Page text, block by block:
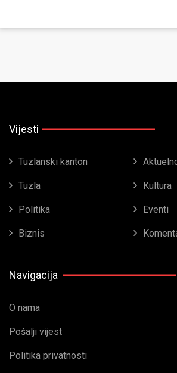
Vijesti
Tuzlanski kanton
Tuzla Kultura
Politika Eventi
Biznis
Navigacija
O nama
Pošalji vijest
Politika privatnosti